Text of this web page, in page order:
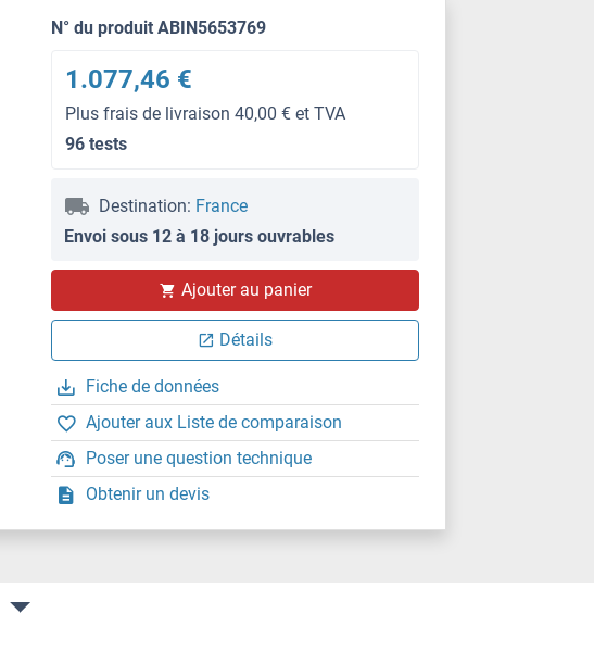
N° du produit ABIN5653769
1.077,46 €
Plus frais de livraison 40,00 € et TVA
96 tests
Destination: France
Envoi sous 12 à 18 jours ouvrables
Ajouter au panier
Détails
Fiche de données
Ajouter aux Liste de comparaison
Poser une question technique
Obtenir un devis